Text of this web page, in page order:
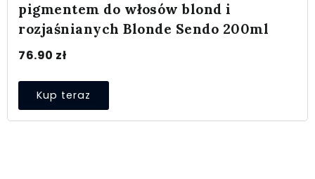
pigmentem do włosów blond i
rozjaśnianych Blonde Sendo 200ml
76.90 zł
Kup teraz